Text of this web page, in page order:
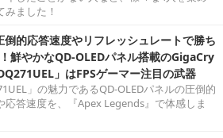
ました！
的応答速度やリフレッシュレートで勝ち
鮮やかなQD-OLEDパネル搭載のGigaCry
」はFPSゲーマー注目の武器
」の魅力であるQD-OLEDパネルの圧倒的
応答速度を、『Apex Legends』で体感しま